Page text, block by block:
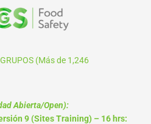
(Más de 1,246
Abierta/Open):
9 (Sites Training) – 16 hrs: